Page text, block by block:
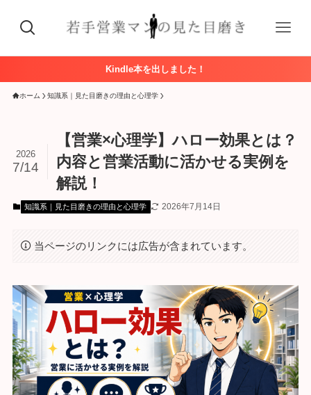
Kindle本を出しました！
ホーム 知識系｜見た目磨きの理由と心理学
【営業×心理学】ハロー効果とは？
内容と営業活動に活かせる実例を
解説！
2026
7/14
知識系｜見た目磨きの理由と心理学 2026年7月14日
当ページのリンクには広告が含まれています。